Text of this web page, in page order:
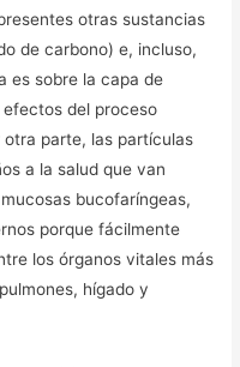
otras sustancias
de carbono) e, incluso,
es sobre la capa de
del proceso
parte, las partículas
a la salud que van
bucofaríngeas,
porque fácilmente
los órganos vitales más
hígado y